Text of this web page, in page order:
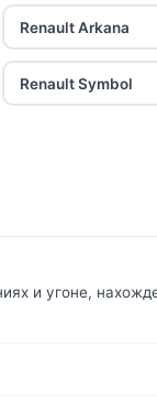
Renault Arkana
Renault Symbol
и угоне,